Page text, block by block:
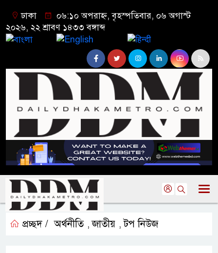
ঢাকা
০৬:১০ অপরাহ্ন, বৃহস্পতিবার, ০৬ অগাস্ট
২০২৬, ২২ শ্রাবণ ১৪৩৩ বঙ্গাব্দ
প্রচ্ছদ / অর্থনীতি ,জাতীয় ,টপ নিউজ